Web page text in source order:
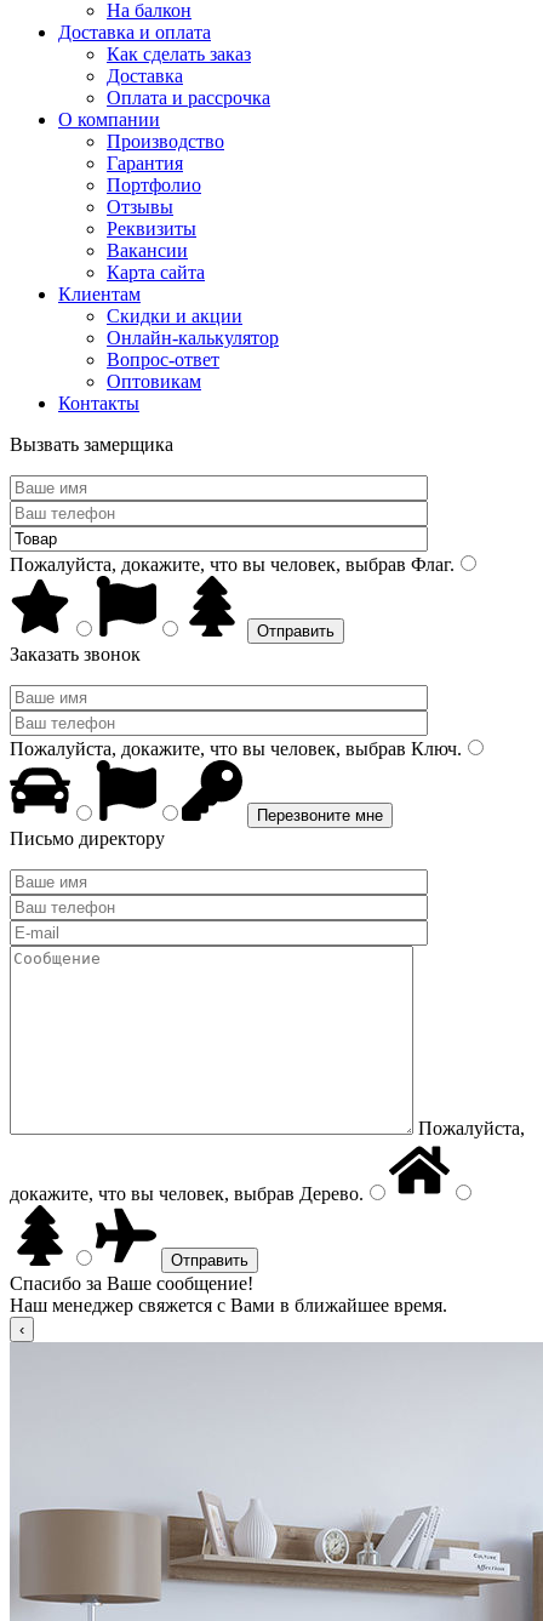
На балкон
Доставка и оплата
Как сделать заказ
Доставка
Оплата и рассрочка
О компании
Производство
Гарантия
Портфолио
Отзывы
Реквизиты
Вакансии
Карта сайта
Клиентам
Скидки и акции
Онлайн-калькулятор
Вопрос-ответ
Оптовикам
Контакты
Вызвать замерщика
Пожалуйста, докажите, что вы человек, выбрав Флаг.
Заказать звонок
Пожалуйста, докажите, что вы человек, выбрав Ключ.
Письмо директору
Пожалуйста,
докажите, что вы человек, выбрав Дерево.
Спасибо за Ваше сообщение!
Наш менеджер свяжется с Вами в ближайшее время.